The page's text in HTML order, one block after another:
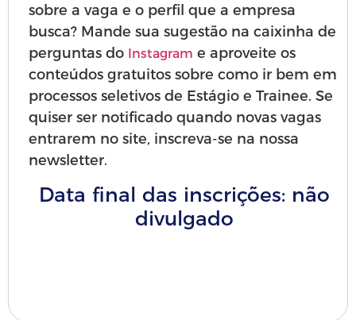
sobre a vaga e o perfil que a empresa
busca? Mande sua sugestão na caixinha de
perguntas do Instagram e aproveite os
conteúdos gratuitos sobre como ir bem em
processos seletivos de Estágio e Trainee. Se
quiser ser notificado quando novas vagas
entrarem no site, inscreva-se na nossa
newsletter.
Data final das inscrições: não
divulgado